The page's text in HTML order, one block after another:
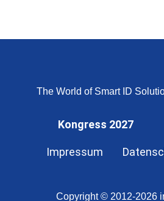
The World of Smart ID
Kongress 2027
Impressum
Copyright © 2012-2026